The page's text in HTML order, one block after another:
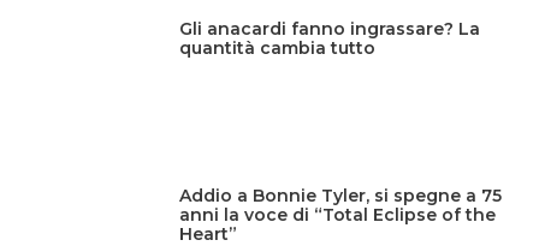
Gli anacardi fanno ingrassare? La
quantità cambia tutto
Addio a Bonnie Tyler, si spegne a 75
anni la voce di “Total Eclipse of the
Heart”